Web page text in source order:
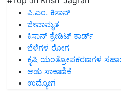
ಪಿ.ಎಂ. ಕಿಸಾನ್
ಜೀವಾಮೃತ
ಕಿಸಾನ್ ಕ್ರೇಡಿಟ್ ಕಾರ್ಡ್
ಬೆಳೆಗಳ ರೋಗ
ಕೃಷಿ ಯಂತ್ರೋಪಕರಣಗಳ
ಆಡು ಸಾಕಾಣಿಕೆ
ಉದ್ಯೋಗ